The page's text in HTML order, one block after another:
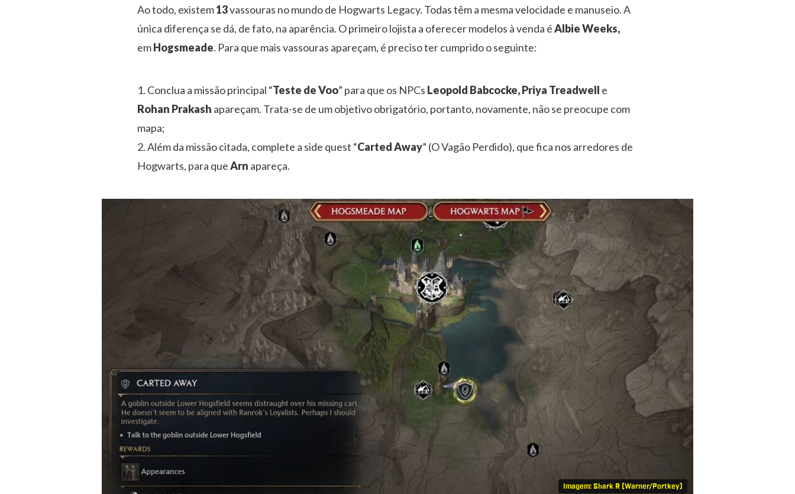
Ao todo, existem13vassouras no mundo de Hogwarts Legacy. Todas têm a mesma velocidade e manuseio. A
única diferença se dá, de fato, na aparência. O primeiro lojista a oferecer modelos à venda éAlbie Weeks,
emHogsmeade. Para que mais vassouras apareçam, é preciso ter cumprido o seguinte:
Conclua a missão principal “Teste de Voo” para que os NPCs Leopold Babcocke, Priya Treadwell e
Rohan Prakash apareçam. Trata-se de um objetivo obrigatório, portanto, novamente, não se preocupe com
mapa;
Além da missão citada, complete a side quest “Carted Away” (O Vagão Perdido), que fica nos arredores de
Hogwarts, para queArn apareça.
Imagem: Shark R (Warner/Portkey)